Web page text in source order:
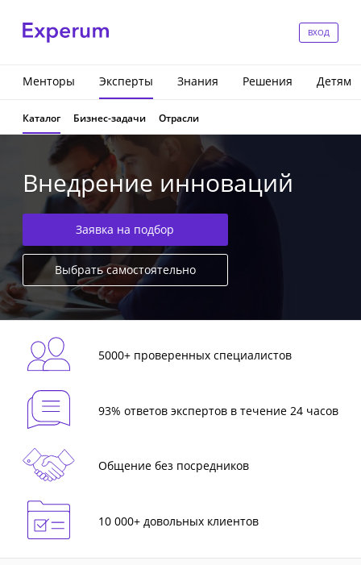
ВХОД
Менторы Эксперты Знания Решения Детям
Каталог Бизнес-задачи Отрасли
Внедрение инноваций
Заявка на подбор
Выбрать самостоятельно
5000+ проверенных специалистов
93% ответов экспертов в течение 24 часов
Общение без посредников
10 000+ довольных клиентов